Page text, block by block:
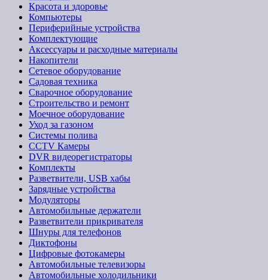
Красота и здоровье
Компьютеры
Периферийные устройства
Комплектующие
Аксессуары и расходные материалы
Накопители
Сетевое оборудование
Садовая техника
Сварочное оборудование
Строительство и ремонт
Моечное оборудование
Уход за газоном
Системы полива
CCTV Камеры
DVR видеорегистраторы
Комплекты
Разветвители, USB хабы
Зарядные устройства
Модуляторы
Автомобильные держатели
Разветвители прикривателя
Шнуры для телефонов
Диктофоны
Цифровые фотокамеры
Автомобильные телевизоры
Автомобильные холодильники